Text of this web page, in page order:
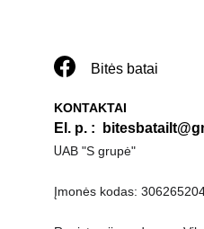
KONTAKTAI
El. p. :
UAB "S grupė"
Įmonės kodas:
Bitės batai